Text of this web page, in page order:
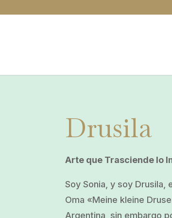
Drusila
Arte que Trasciende lo
Soy Sonia, y soy Drusila,
Oma «Meine kleine
Argentina, sin embargo